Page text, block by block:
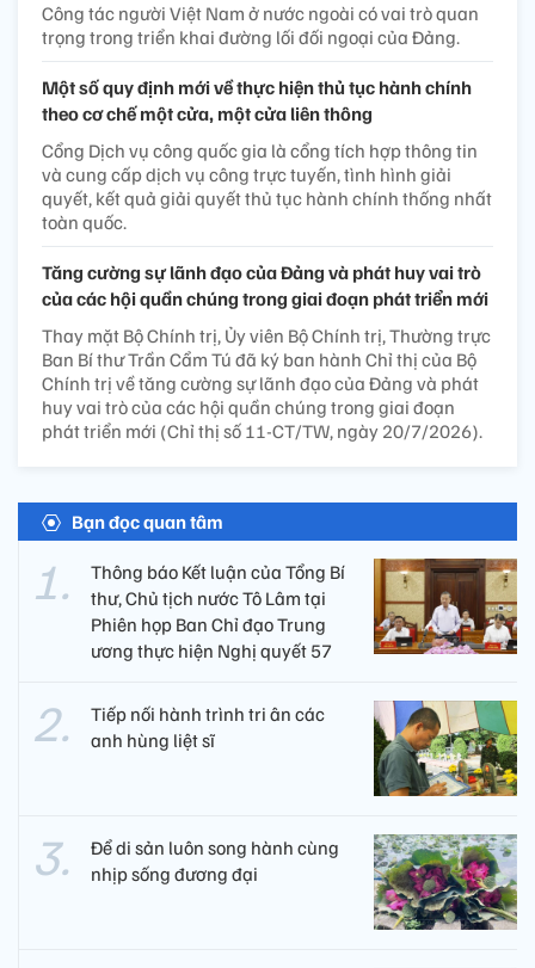
Công tác người Việt Nam ở nước ngoài có vai trò quan
trọng trong triển khai đường lối đối ngoại của Đảng.
Một số quy định mới về thực hiện thủ tục hành chính
theo cơ chế một cửa, một cửa liên thông
Cổng Dịch vụ công quốc gia là cổng tích hợp thông tin
và cung cấp dịch vụ công trực tuyến, tình hình giải
quyết, kết quả giải quyết thủ tục hành chính thống nhất
toàn quốc.
Tăng cường sự lãnh đạo của Đảng và phát huy vai trò
của các hội quần chúng trong giai đoạn phát triển mới
Thay mặt Bộ Chính trị, Ủy viên Bộ Chính trị, Thường trực
Ban Bí thư Trần Cẩm Tú đã ký ban hành Chỉ thị của Bộ
Chính trị về tăng cường sự lãnh đạo của Đảng và phát
huy vai trò của các hội quần chúng trong giai đoạn
phát triển mới (Chỉ thị số 11-CT/TW, ngày 20/7/2026).
Bạn đọc quan tâm
Thông báo Kết luận của Tổng Bí
thư, Chủ tịch nước Tô Lâm tại
Phiên họp Ban Chỉ đạo Trung
ương thực hiện Nghị quyết 57
Tiếp nối hành trình tri ân các
anh hùng liệt sĩ ​
Để di sản luôn song hành cùng
nhịp sống đương đại